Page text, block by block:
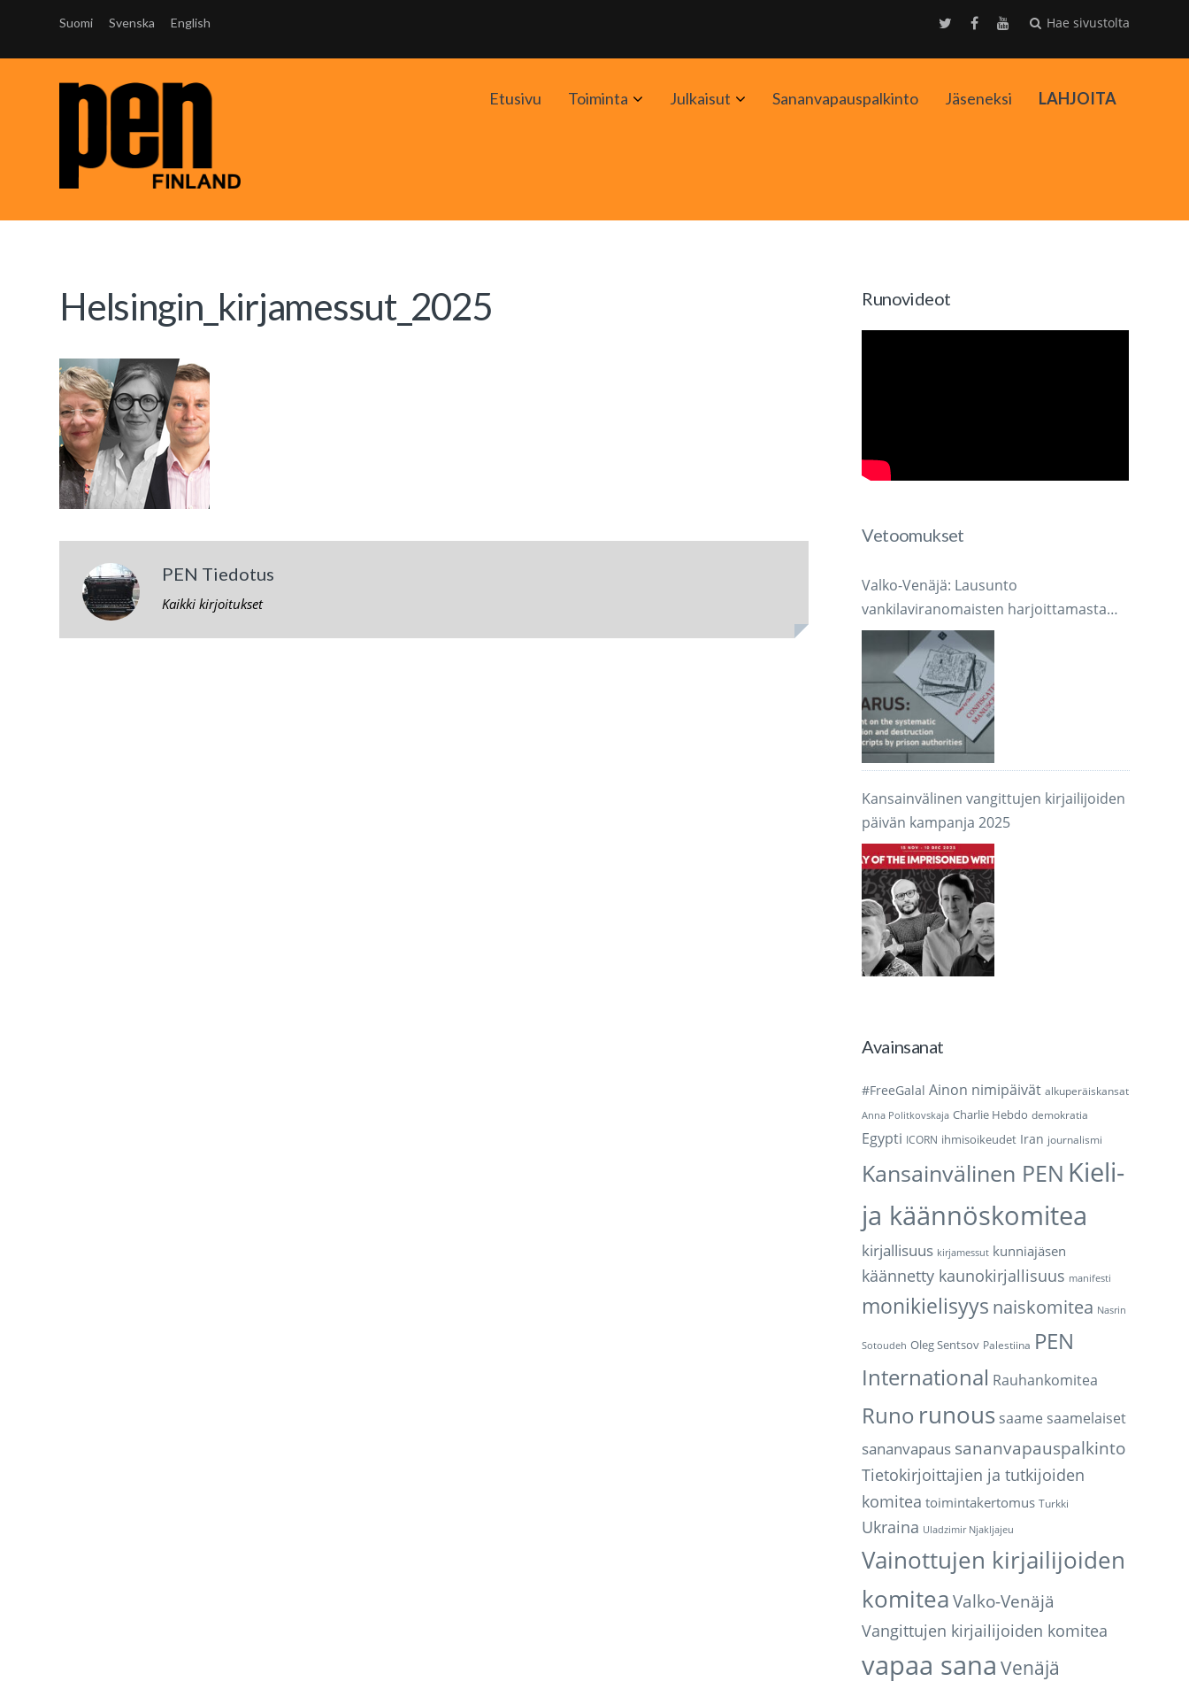
Suomi Svenska English Hae sivustolta
Etusivu Toiminta AvaaJulkaisut AvaaSananvapauspalkinto Jäseneksi LAHJOITA
Helsingin_kirjamessut_2025
PEN Tiedotus
Kaikki kirjoitukset
Runovideot
Vetoomukset
Valko-Venäjä: Lausunto
vankilaviranomaisten harjoittamasta
järjestelmällisestä käsikirjoitusten
takavarikoinnista ja tuhoamisesta
Kansainvälinen vangittujen kirjailijoiden
päivän kampanja 2025
Avainsanat
#FreeGalal Ainon nimipäivät alkuperäiskansat
Anna Politkovskaja Charlie Hebdo demokratia
Egypti ICORN ihmisoikeudet Iran journalismi
Kansainvälinen PEN Kieli-
ja käännöskomitea
kirjallisuus kirjamessut kunniajäsen
käännetty kaunokirjallisuus manifesti
monikielisyys naiskomitea Nasrin
Sotoudeh Oleg Sentsov Palestiina PEN
International Rauhankomitea
Runo runous saame saamelaiset
sananvapaus sananvapauspalkinto
Tietokirjoittajien ja tutkijoiden
komitea toimintakertomus Turkki
Ukraina Uladzimir Njakljajeu
Vainottujen kirjailijoiden
komitea Valko-Venäjä
Vangittujen kirjailijoiden komitea
vapaa sana Venäjä